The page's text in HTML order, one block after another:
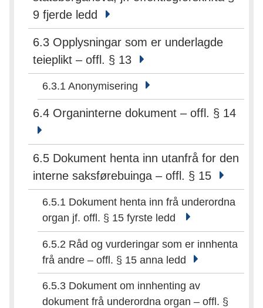
9 fjerde ledd
6.3 Opplysningar som er underlagde
teieplikt – offl. § 13
6.3.1 Anonymisering
6.4 Organinterne dokument – offl. § 14
6.5 Dokument henta inn utanfrå for den
interne saksførebuinga – offl. § 15
6.5.1 Dokument henta inn frå underordna
organ jf. offl. § 15 fyrste ledd
6.5.2 Råd og vurderingar som er innhenta
frå andre – offl. § 15 anna ledd
6.5.3 Dokument om innhenting av
dokument frå underordna organ – offl. §